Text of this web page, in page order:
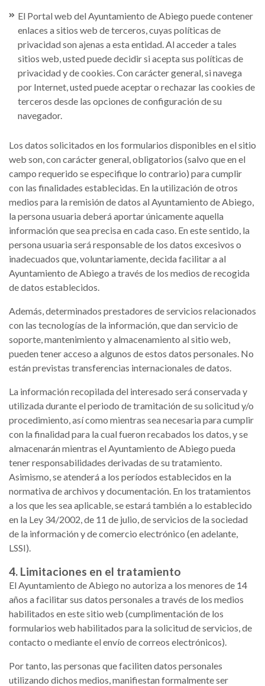
El Portal web del Ayuntamiento de Abiego puede contener
enlaces a sitios web de terceros, cuyas políticas de
privacidad son ajenas a esta entidad. Al acceder a tales
sitios web, usted puede decidir si acepta sus políticas de
privacidad y de cookies. Con carácter general, si navega
por Internet, usted puede aceptar o rechazar las cookies de
terceros desde las opciones de configuración de su
navegador.
Los datos solicitados en los formularios disponibles en el sitio
web son, con carácter general, obligatorios (salvo que en el
campo requerido se especifique lo contrario) para cumplir
con las finalidades establecidas. En la utilización de otros
medios para la remisión de datos al Ayuntamiento de Abiego,
la persona usuaria deberá aportar únicamente aquella
información que sea precisa en cada caso. En este sentido, la
persona usuaria será responsable de los datos excesivos o
inadecuados que, voluntariamente, decida facilitar a al
Ayuntamiento de Abiego a través de los medios de recogida
de datos establecidos.
Además, determinados prestadores de servicios relacionados
con las tecnologías de la información, que dan servicio de
soporte, mantenimiento y almacenamiento al sitio web,
pueden tener acceso a algunos de estos datos personales. No
están previstas transferencias internacionales de datos.
La información recopilada del interesado será conservada y
utilizada durante el periodo de tramitación de su solicitud y/o
procedimiento, así como mientras sea necesaria para cumplir
con la finalidad para la cual fueron recabados los datos, y se
almacenarán mientras el Ayuntamiento de Abiego pueda
tener responsabilidades derivadas de su tratamiento.
Asimismo, se atenderá a los períodos establecidos en la
normativa de archivos y documentación. En los tratamientos
a los que les sea aplicable, se estará también a lo establecido
en la Ley 34/2002, de 11 de julio, de servicios de la sociedad
de la información y de comercio electrónico (en adelante,
LSSI).
4. Limitaciones en el tratamiento
El Ayuntamiento de Abiego no autoriza a los menores de 14
años a facilitar sus datos personales a través de los medios
habilitados en este sitio web (cumplimentación de los
formularios web habilitados para la solicitud de servicios, de
contacto o mediante el envío de correos electrónicos).
Por tanto, las personas que faciliten datos personales
utilizando dichos medios, manifiestan formalmente ser